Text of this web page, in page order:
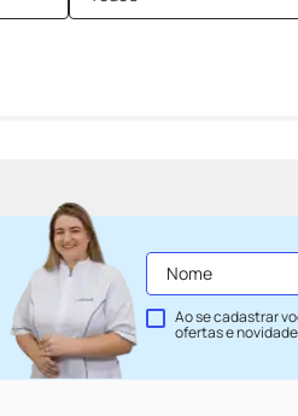
Ao se cadastrar
ofertas e